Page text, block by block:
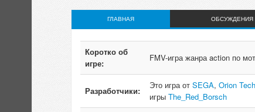
ГЛАВНАЯ ОБСУЖДЕНИЯ
Коротко об
игре:
FMV-игра жанра action по
Разработчики:
Это игра от SEGA, Orion
игры The_Red_Borsch